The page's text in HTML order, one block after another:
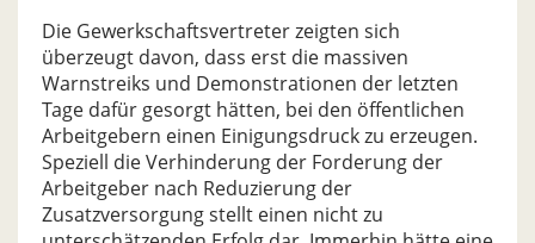
Die Gewerkschaftsvertreter zeigten sich
überzeugt davon, dass erst die massiven
Warnstreiks und Demonstrationen der letzten
Tage dafür gesorgt hätten, bei den öffentlichen
Arbeitgebern einen Einigungsdruck zu erzeugen.
Speziell die Verhinderung der Forderung der
Arbeitgeber nach Reduzierung der
Zusatzversorgung stellt einen nicht zu